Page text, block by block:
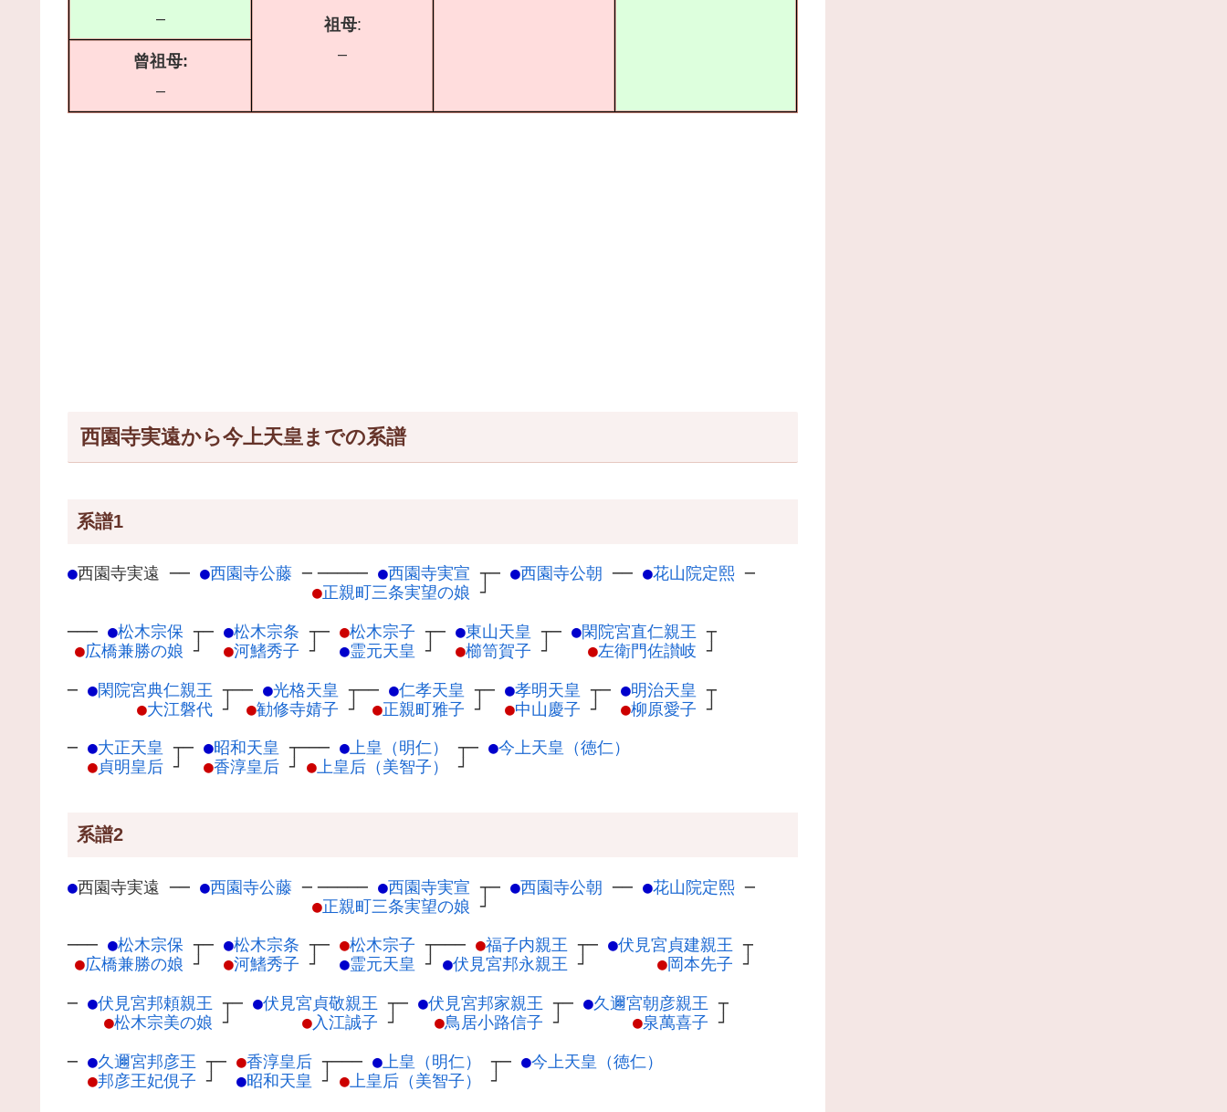
–
祖母:
–
曾祖母:
–
西園寺実遠から今上天皇までの系譜
系譜1
●西園寺実遠 ── ●西園寺公藤 ─ ───── ●西園寺実宣 ┬
●正親町三条実望の娘 ┘
─ ●西園寺公朝 ── ●花山院定熙 ─
─── ●松木宗保 ┬
●広橋兼勝の娘 ┘
─ ●松木宗条 ┬
●河鰭秀子 ┘
─ ●松木宗子 ┬
●霊元天皇 ┘
─ ●東山天皇 ┬
●櫛笥賀子 ┘
─ ●閑院宮直仁親王 ┬
●左衛門佐讃岐 ┘
─ ●閑院宮典仁親王 ┬
●大江磐代 ┘
── ●光格天皇 ┬
●勧修寺婧子 ┘
── ●仁孝天皇 ┬
●正親町雅子 ┘
─ ●孝明天皇 ┬
●中山慶子 ┘
─ ●明治天皇 ┬
●柳原愛子 ┘
─ ●大正天皇 ┬
●貞明皇后 ┘
─ ●昭和天皇 ┬
●香淳皇后 ┘
─── ● 上皇（明仁）
┬
● 上皇后（美智子） ┘
─ ●今上天皇（徳仁）
系譜2
●西園寺実遠 ── ●西園寺公藤 ─ ───── ●西園寺実宣 ┬
●正親町三条実望の娘 ┘
─ ●西園寺公朝 ── ●花山院定熙 ─
─── ●松木宗保 ┬
●広橋兼勝の娘 ┘
─ ●松木宗条 ┬
●河鰭秀子 ┘
─ ●松木宗子 ┬
●霊元天皇 ┘
─── ●福子内親王 ┬
●伏見宮邦永親王 ┘
─ ●伏見宮貞建親王 ┬
●岡本先子 ┘
─ ●伏見宮邦頼親王 ┬
●松木宗美の娘 ┘
─ ●伏見宮貞敬親王 ┬
●入江誠子 ┘
─ ●伏見宮邦家親王 ┬
●鳥居小路信子 ┘
─ ●久邇宮朝彦親王 ┬
●泉萬喜子 ┘
─ ●久邇宮邦彦王 ┬
●邦彦王妃俔子 ┘
─ ●香淳皇后 ┬
●昭和天皇 ┘
─── ● 上皇（明仁）
┬
● 上皇后（美智子） ┘
─ ●今上天皇（徳仁）